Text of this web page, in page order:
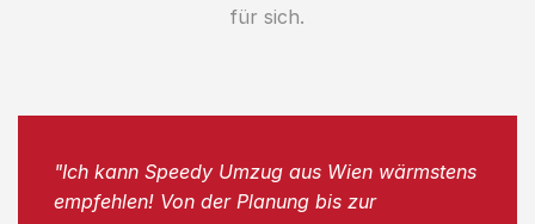
für sich.
"Ich kann Speedy Umzug aus Wien wärmstens
empfehlen! Von der Planung bis zur